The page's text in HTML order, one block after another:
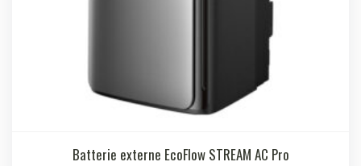
Batterie externe EcoFlow STREAM AC Pro